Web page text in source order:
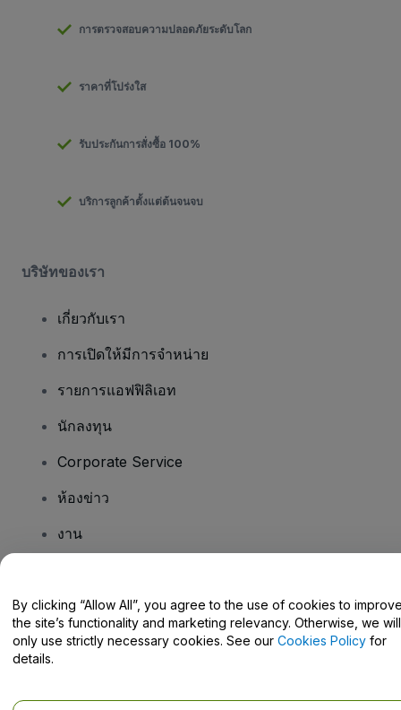
การตรวจสอบความปลอดภัยระดับโลก
ราคาที่โปร่งใส
รับประกันการสั่งซื้อ 100%
บริการลูกค้าตั้งแต่ต้นจนจบ
บริษัทของเรา
เกี่ยวกับเรา
การเปิดให้มีการจำหน่าย
รายการแอฟฟิลิเอท
นักลงทุน
Corporate Service
ห้องข่าว
งาน
Help Centre / Contact Us
By clicking “Allow All”, you agree to the use of cookies to
the site’s functionality and marketing relevancy. Otherwise, we will
only use strictly necessary cookies. See our Cookies Policy for
details.